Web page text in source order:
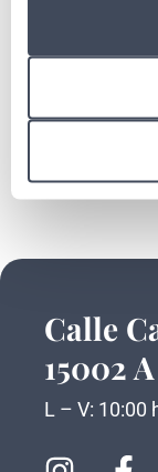
Carillas
Calle
15002
L – V: 10:00